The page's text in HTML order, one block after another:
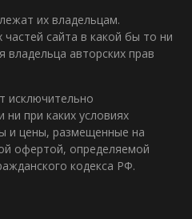
их владельцам.
сайта в какой бы то ни
авторских прав
исключительно
при каких условиях
и цены, размещенные на
офертой, определяемой
кодекса РФ.